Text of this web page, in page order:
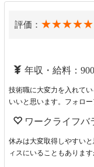
評価： ★★★★★
年収・給料：
技術職に大変力を入れて
いいと思います。フォロ
ワークライフバ
休みは大変取得しやすい
ィスにいることもありま